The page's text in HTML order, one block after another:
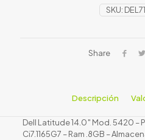
SKU:
Share
Descripción
Dell Latitude 14.0″ Mod. 5420 –
Ci7.1165G7 – Ram .8GB –